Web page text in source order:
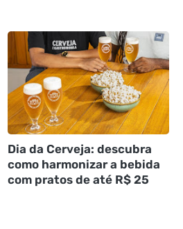
Dia da Cerveja: descubra
como harmonizar a bebida
com pratos de até R$ 25